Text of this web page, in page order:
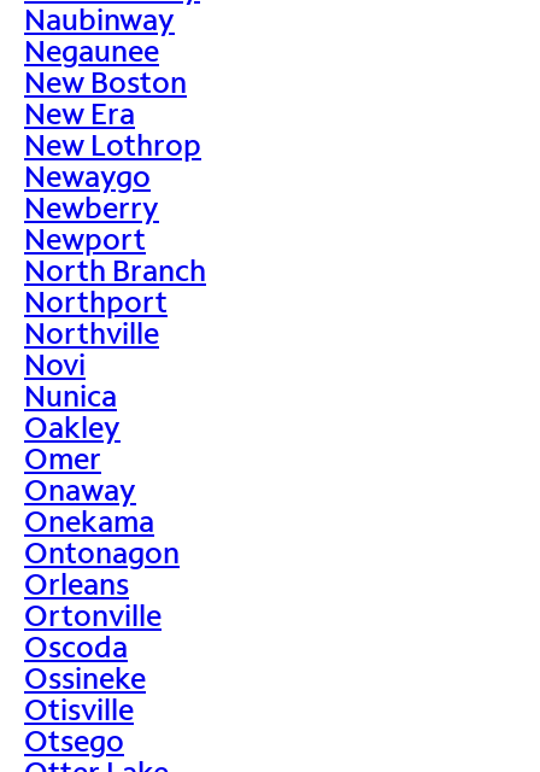
Naubinway
Negaunee
New Boston
New Era
New Lothrop
Newaygo
Newberry
Newport
North Branch
Northport
Northville
Novi
Nunica
Oakley
Omer
Onaway
Onekama
Ontonagon
Orleans
Ortonville
Oscoda
Ossineke
Otisville
Otsego